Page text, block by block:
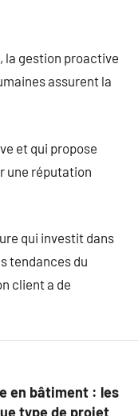
la gestion proactive
assurent la
et qui propose
une réputation
qui investit dans
tendances du
client a de
en bâtiment : les
type de projet